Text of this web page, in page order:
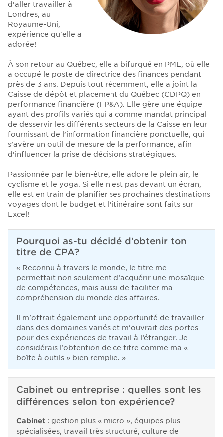
d’aller travailler à
Londres, au
Royaume-Uni,
expérience qu'elle a
adorée!
À son retour au Québec, elle a bifurqué en PME, où elle
a occupé le poste de directrice des finances pendant
près de 3 ans. Depuis tout récemment, elle a joint la
Caisse de dépôt et placement du Québec (CDPQ) en
performance financière (FP&A). Elle gère une équipe
ayant des profils variés qui a comme mandat principal
de desservir les différents secteurs de la Caisse en leur
fournissant de l’information financière ponctuelle, qui
s’avère un outil de mesure de la performance, afin
d’influencer la prise de décisions stratégiques.
Passionnée par le bien-être, elle adore le plein air, le
cyclisme et le yoga. Si elle n'est pas devant un écran,
elle est en train de planifier ses prochaines destinations
voyages dont le budget et l’itinéraire sont faits sur
Excel!
Pourquoi as-tu décidé d’obtenir ton
titre de CPA?
« Reconnu à travers le monde, le titre me
permettait non seulement d’acquérir une mosaïque
de compétences, mais aussi de faciliter ma
compréhension du monde des affaires.
Il m'offrait également une opportunité de travailler
dans des domaines variés et m'ouvrait des portes
pour des expériences de travail à l’étranger. Je
considérais l’obtention de ce titre comme ma «
boîte à outils » bien remplie. »
Cabinet ou entreprise : quelles sont les
différences selon ton expérience?
Cabinet : gestion plus « micro », équipes plus
spécialisées, travail très structuré, culture de